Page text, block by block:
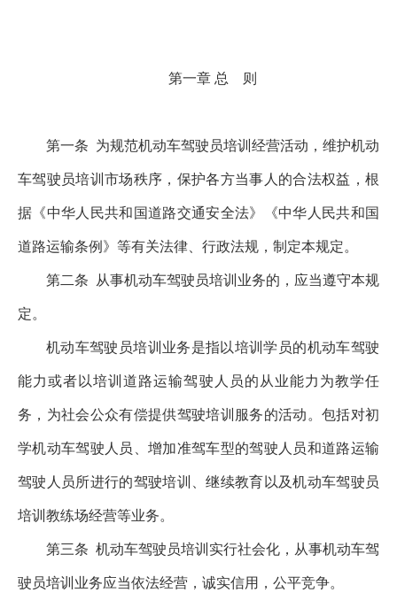
第一章 总 则
第一条 为规范机动车驾驶员培训经营活动，维护机动
车驾驶员培训市场秩序，保护各方当事人的合法权益，根
据《中华人民共和国道路交通安全法》《中华人民共和国
道路运输条例》等有关法律、行政法规，制定本规定。
第二条 从事机动车驾驶员培训业务的，应当遵守本规
定。
机动车驾驶员培训业务是指以培训学员的机动车驾驶
能力或者以培训道路运输驾驶人员的从业能力为教学任
务，为社会公众有偿提供驾驶培训服务的活动。包括对初
学机动车驾驶人员、增加准驾车型的驾驶人员和道路运输
驾驶人员所进行的驾驶培训、继续教育以及机动车驾驶员
培训教练场经营等业务。
第三条 机动车驾驶员培训实行社会化，从事机动车驾
驶员培训业务应当依法经营，诚实信用，公平竞争。